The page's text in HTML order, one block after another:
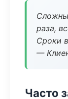
раза,
Сроки
—
Часто